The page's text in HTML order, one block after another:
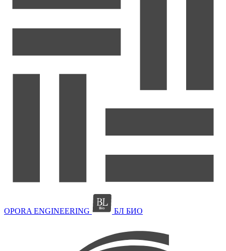
OPORA ENGINEERING БЛ БИО